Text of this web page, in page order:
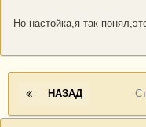
Но настойка,я так
НАЗАД